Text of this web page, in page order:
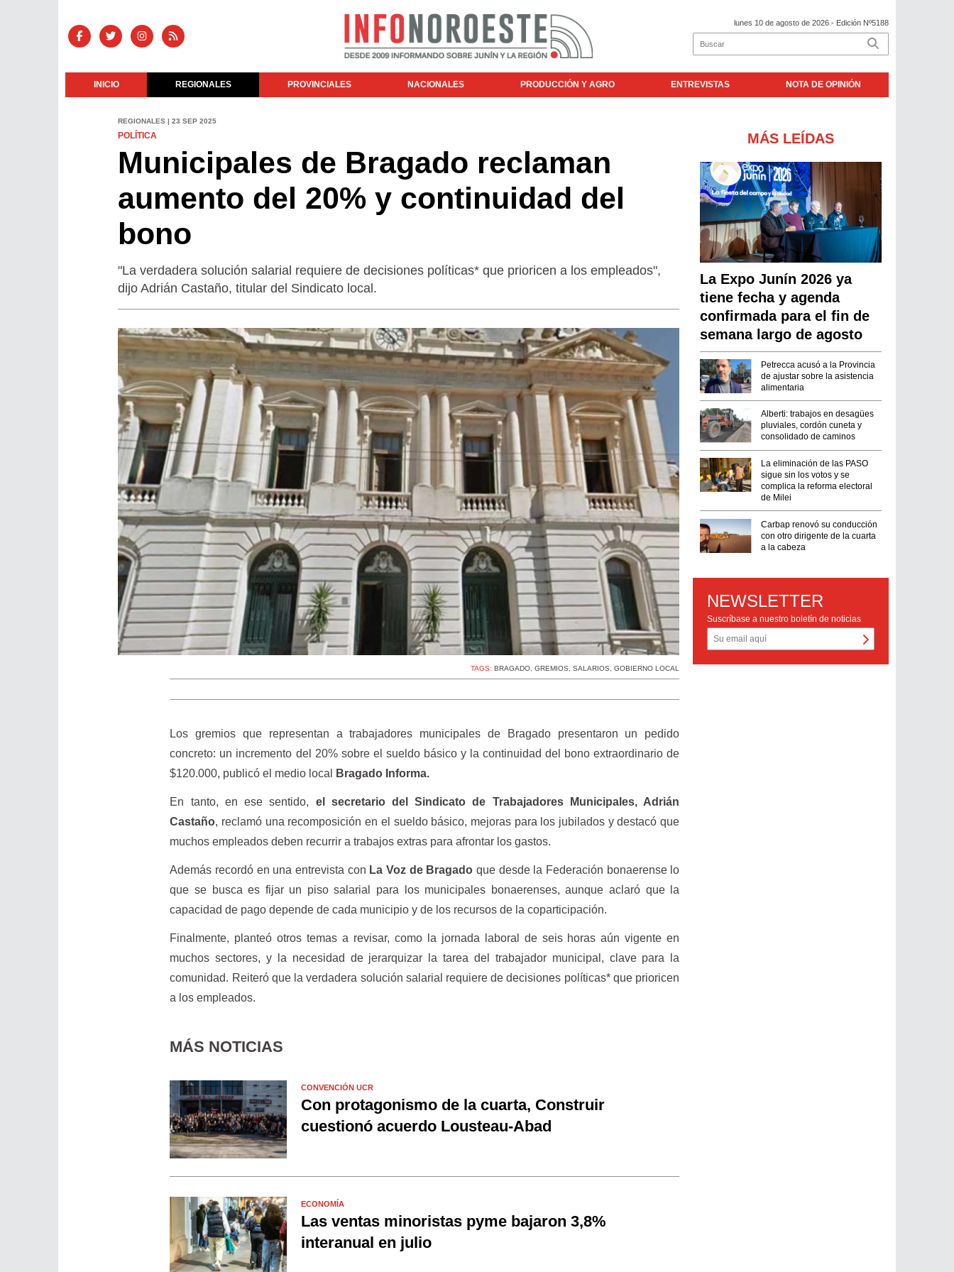
lunes 10 de agosto de 2026 - Edición Nº5188
INICIO REGIONALES PROVINCIALES NACIONALES PRODUCCIÓN Y AGRO ENTREVISTAS NOTA DE OPINIÓN
REGIONALES | 23 SEP 2025
POLÍTICA
Municipales de Bragado reclaman
aumento del 20% y continuidad del
bono
"La verdadera solución salarial requiere de decisiones políticas* que prioricen a los empleados",
dijo Adrián Castaño, titular del Sindicato local.
TAGS:BRAGADO ,GREMIOS ,SALARIOS ,GOBIERNO LOCAL
Los gremios que representan a trabajadores municipales de Bragado presentaron un pedido
concreto: un incremento del 20% sobre el sueldo básico y la continuidad del bono extraordinario de
$120.000, publicó el medio local
Bragado Informa.
En tanto, en ese sentido, el secretario del Sindicato de Trabajadores Municipales, Adrián
Castaño, reclamó una recomposición en el sueldo básico, mejoras para los jubilados y destacó que
muchos empleados deben recurrir a trabajos extras para afrontar los gastos.
Además recordó en una entrevista con La Voz de Bragado que desde la Federación bonaerense lo
que se busca es fijar un piso salarial para los municipales bonaerenses, aunque aclaró que la
capacidad de pago depende de cada municipio y de los recursos de la coparticipación.
Finalmente, planteó otros temas a revisar, como la jornada laboral de seis horas aún vigente en
muchos sectores, y la necesidad de jerarquizar la tarea del trabajador municipal, clave para la
comunidad. Reiteró que la verdadera solución salarial requiere de decisiones políticas* que prioricen
a los empleados.
MÁS NOTICIAS
CONVENCIÓN UCR
Con protagonismo de la cuarta, Construir
cuestionó acuerdo Lousteau-Abad
ECONOMÍA
Las ventas minoristas pyme bajaron 3,8%
interanual en julio
MÁS LEÍDAS
La Expo Junín 2026 ya
tiene fecha y agenda
confirmada para el fin de
semana largo de agosto
Petrecca acusó a la Provincia
de ajustar sobre la asistencia
alimentaria
Alberti: trabajos en desagües
pluviales, cordón cuneta y
consolidado de caminos
La eliminación de las PASO
sigue sin los votos y se
complica la reforma electoral
de Milei
Carbap renovó su conducción
con otro dirigente de la cuarta
a la cabeza
NEWSLETTER
Suscríbase a nuestro boletín de noticias